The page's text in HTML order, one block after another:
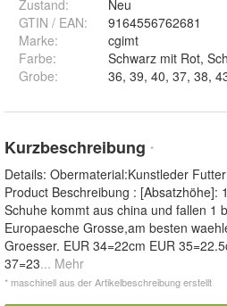
Zustand:
Neu
GTIN / EAN:
9164556762681
Marke:
cgimt
Farbe:
Grobe:
Kurzbeschreibung *
Details: Obermaterial:Kunstleder
Product Beschreibung : [Absatzhöhe]:
Schuhe kommt aus china und fallen 1
Europaesche Grosse,am besten
Groesser. EUR 34=22cm EUR
37=23... Mehr
* maschinell aus der Artikelbeschreibung erstellt